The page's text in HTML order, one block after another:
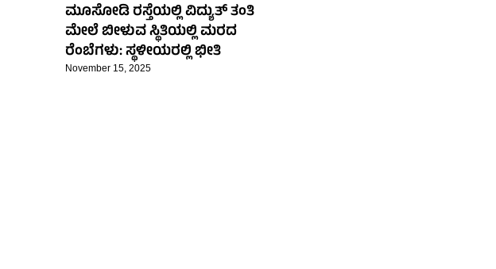
ಮೂಸೋಡಿ ರಸ್ತೆಯಲ್ಲಿ ವಿದ್ಯುತ್ ತಂತಿ
ಮೇಲೆ ಬೀಳುವ ಸ್ಥಿತಿಯಲ್ಲಿ ಮರದ
ರೆಂಬೆಗಳು: ಸ್ಥಳೀಯರಲ್ಲಿ ಭೀತಿ
November 15, 2025